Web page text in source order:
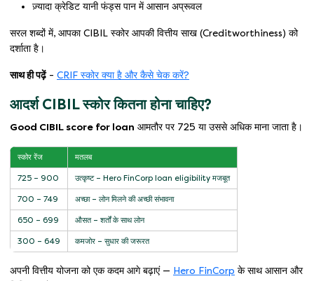
ज़्यादा क्रेडिट यानी फंड्स पान में आसान अप्रूवल
सरल शब्दों में, आपका CIBIL स्कोर आपकी वित्तीय साख (Creditworthiness) को
दर्शाता है।
साथ ही पढ़ें- CRIF स्कोर क्या है और कैसे चेक करें?
आदर्श CIBIL स्कोर कितना होना चाहिए?
Good CIBIL score for loan आमतौर पर 725 या उससे अधिक माना जाता है।
स्कोर रेंज मतलब
725 – 900 उत्कृष्ट – Hero FinCorp loan eligibility मजबूत
700 – 749 अच्छा – लोन मिलने की अच्छी संभावना
650 – 699 औसत – शर्तों के साथ लोन
300 – 649 कमजोर – सुधार की जरूरत
अपनी वित्तीय योजना को एक कदम आगे बढ़ाएं — Hero FinCorp के साथ आसान और